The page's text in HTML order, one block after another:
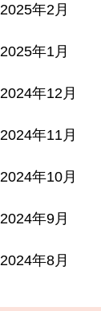
2025年2月
2025年1月
2024年12月
2024年11月
2024年10月
2024年9月
2024年8月